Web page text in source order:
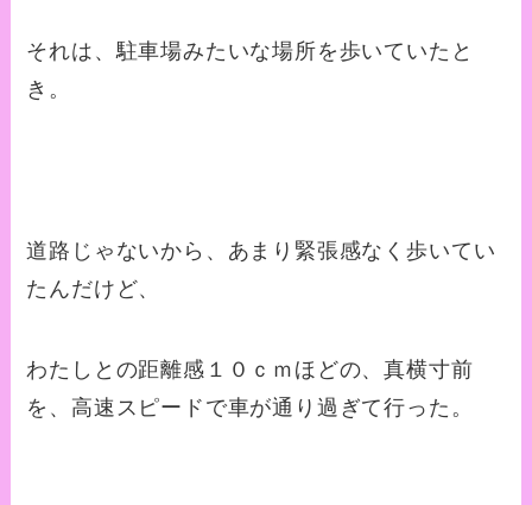
それは、駐車場みたいな場所を歩いていたと
き。
道路じゃないから、あまり緊張感なく歩いてい
たんだけど、
わたしとの距離感１０ｃｍほどの、真横寸前
を、高速スピードで車が通り過ぎて行った。